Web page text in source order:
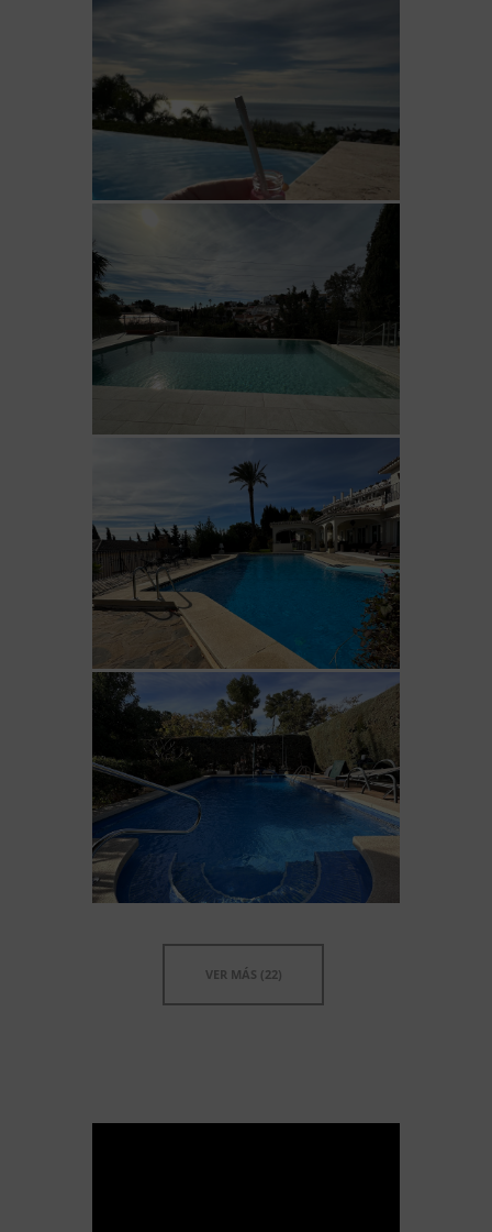
VER MÁS (22)